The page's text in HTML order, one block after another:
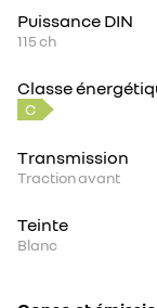
Puissance DIN
115ch
Classe
C
Transmission
Traction avant
Teinte
Blanc